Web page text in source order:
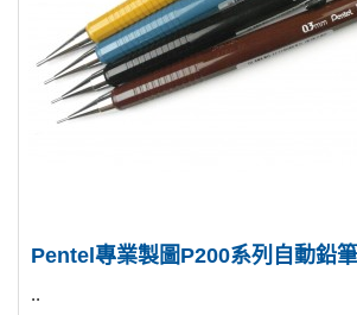
Pentel專業製圖P200系列自動鉛
..